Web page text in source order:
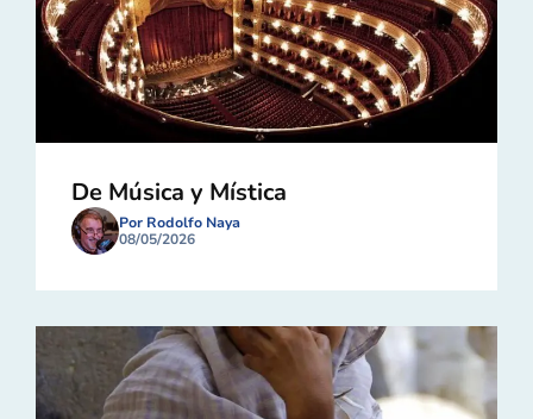
De Música y Mística
Por Rodolfo Naya
08/05/2026